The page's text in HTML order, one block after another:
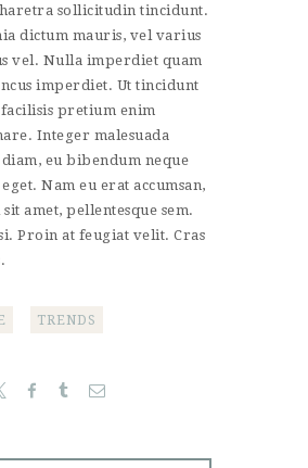
sollicitudin tincidunt.
dictum mauris, vel varius
vel. Nulla imperdiet quam
imperdiet. Ut tincidunt
pretium enim
Integer malesuada
eu bibendum neque
Nam eu erat accumsan,
amet, pellentesque sem.
Proin at feugiat velit. Cras
TRENDS